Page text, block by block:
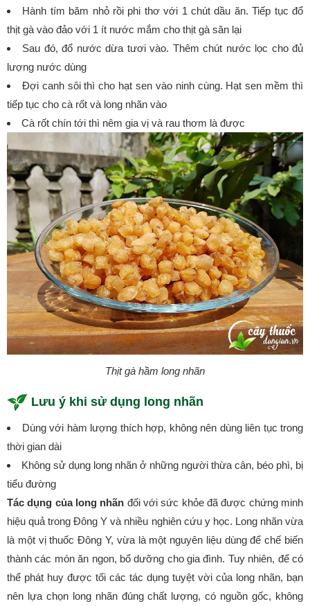
Hành tím băm nhỏ rồi phi thơ với 1 chút dầu ăn. Tiếp tục đổ
thịt gà vào đảo với 1 ít nước mắm cho thịt gà săn lại
Sau đó, đổ nước dừa tươi vào. Thêm chút nước lọc cho đủ
lượng nước dùng
Đợi canh sôi thì cho hạt sen vào ninh cùng. Hạt sen mềm thì
tiếp tục cho cà rốt và long nhãn vào
Cà rốt chín tới thì nêm gia vị và rau thơm là được
Thịt gà hầm long nhãn
Lưu ý khi sử dụng long nhãn
Dùng với hàm lượng thích hợp, không nên dùng liên tục trong
thời gian dài
Không sử dụng long nhãn ở những người thừa cân, béo phì, bị
tiểu đường
Tác dụng của long nhãn đối với sức khỏe đã được chứng minh
hiệu quả trong Đông Y và nhiều nghiên cứu y học. Long nhãn vừa
là một vị thuốc Đông Y, vừa là một nguyên liệu dùng để chế biến
thành các món ăn ngon, bổ dưỡng cho gia đình. Tuy nhiên, để có
thể phát huy được tối các tác dụng tuyệt vời của long nhãn, bạn
nên lựa chọn long nhãn đúng chất lượng, có nguồn gốc, không